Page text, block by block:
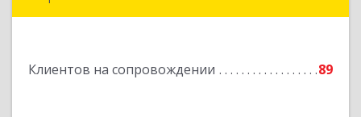
Клиентов на сопровождении 89